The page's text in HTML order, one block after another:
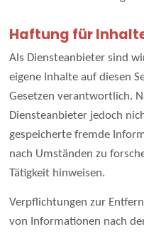
Haftung für
Als Diensteanbieter sind
eigene Inhalte auf diesen
Gesetzen verantwortlich.
Diensteanbieter jedoch
gespeicherte fremde
nach Umständen zu
Tätigkeit hinweisen.
Verpflichtungen zur
von Informationen nach